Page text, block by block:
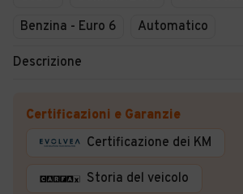
Benzina - Euro 6
Automatico
Descrizione
Certificazioni e Garanzie
Certificazione dei KM
Storia del veicolo